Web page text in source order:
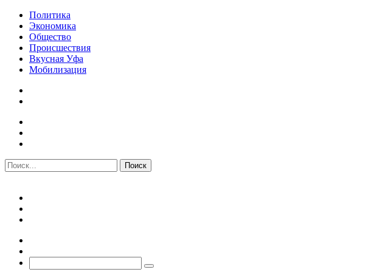
Политика
Экономика
Общество
Происшествия
Вкусная Уфа
Мобилизация